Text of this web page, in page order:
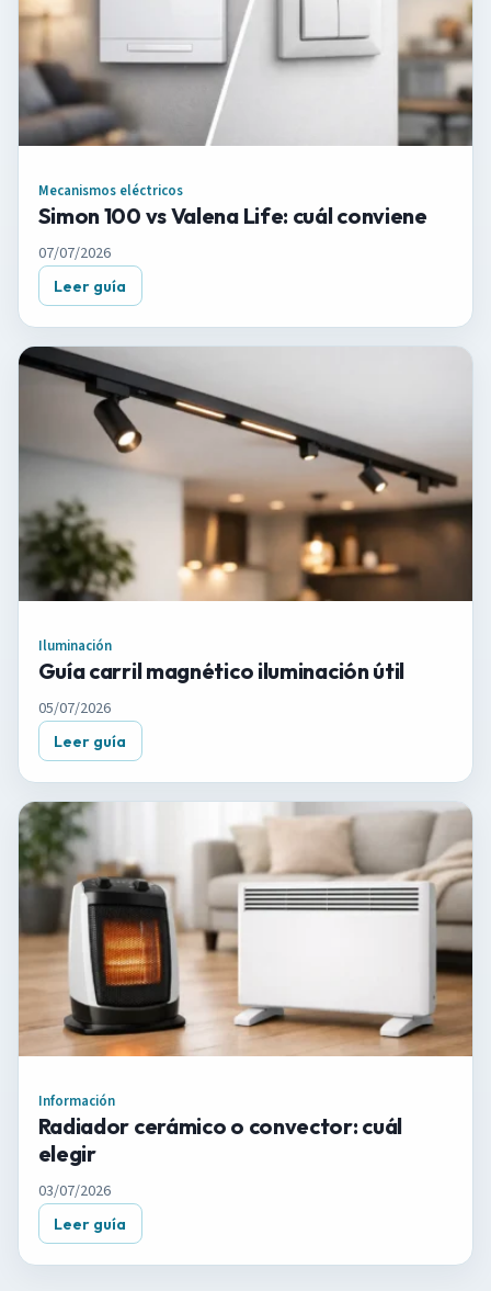
Mecanismos eléctricos
Simon 100 vs Valena Life: cuál conviene
07/07/2026
Leer guía
Iluminación
Guía carril magnético iluminación útil
05/07/2026
Leer guía
Información
Radiador cerámico o convector: cuál
elegir
03/07/2026
Leer guía